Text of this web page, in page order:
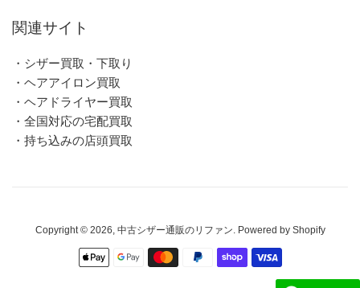
関連サイト
・シザー買取・下取り
・ヘアアイロン買取
・ヘアドライヤー買取
・全国対応の宅配買取
・持ち込みの店頭買取
Copyright © 2026, 中古シザー通販のリファン. Powered by Shopify